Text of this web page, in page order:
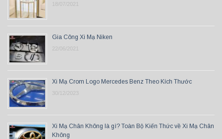
18/07/2021
Gia Công Xi Mạ Niken
22/06/2021
Xi Mạ Crom Logo Mercedes Benz Theo Kích Thước
30/12/2023
Xi Mạ Chân Không là gì? Toàn Bộ Kiến Thức về Xi Mạ Chân
Không